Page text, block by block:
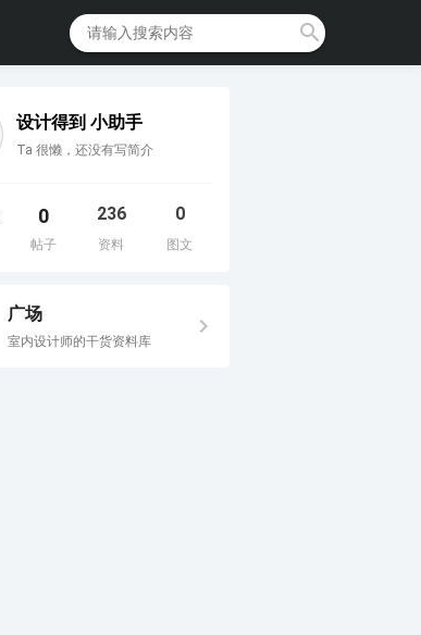
设计得到 小助手
Ta 很懒，还没有写简介
0
帖子
236
资料
0
图文
广场
室内设计师的干货资料库